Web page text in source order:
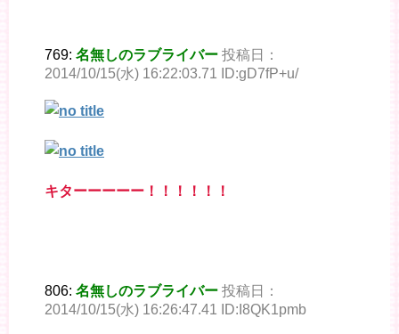
769: 名無しのラブライバー 投稿日：
2014/10/15(水) 16:22:03.71 ID:gD7fP+u/
キターーーーー！！！！！！
806: 名無しのラブライバー 投稿日：
2014/10/15(水) 16:26:47.41 ID:I8QK1pmb